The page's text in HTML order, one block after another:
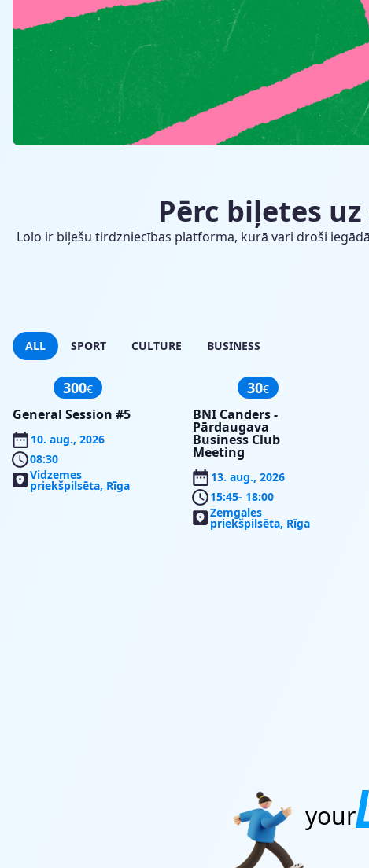
Pērc biļetes
Lolo ir biļešu tirdzniecības platforma, kurā vari droši
ALL SPORT CULTURE BUSINESS
300€
General Session #5
10. aug., 2026
08:30
Vidzemes
priekšpilsēta, Rīga
30€
BNI Canders -
Pārdaugava
Business Club
Meeting
13. aug., 2026
15:45- 18:00
Zemgales
priekšpilsēta, Rīga
your